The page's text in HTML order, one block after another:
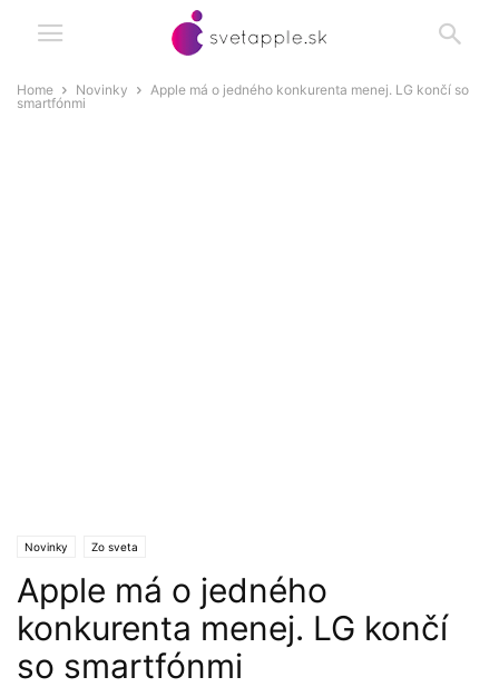
Home Novinky
Apple má o jedného konkurenta menej. LG končí so
smartfónmi
Novinky Zo sveta
Apple má o jedného
konkurenta menej. LG končí
so smartfónmi